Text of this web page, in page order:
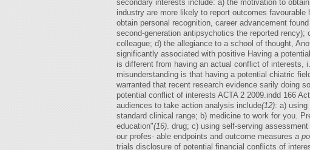
secondary interests include: a) the motivation to
industry are more likely to report outcomes
obtain personal recognition, career advancement
second-generation antipsychotics the reported
colleague; d) the allegiance to a school of thought,
significantly associated with positive Having a
is different from having an actual conflict of interests,
misunderstanding is that having a potential chiatric
warranted that recent research evidence sarily doing
potential conflict of interests ACTA 2 2009.indd 166
audiences to take action analysis include(12): a)
standard clinical range; b) medicine to work for you.
education"(16). drug; c) using self-serving
our profes- able endpoints and outcome measures a
trials disclosure of potential financial conflicts of